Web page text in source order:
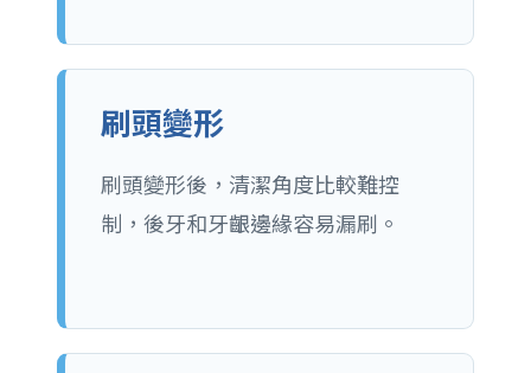
刷頭變形
刷頭變形後，清潔角度比較難控
制，後牙和牙齦邊緣容易漏刷。